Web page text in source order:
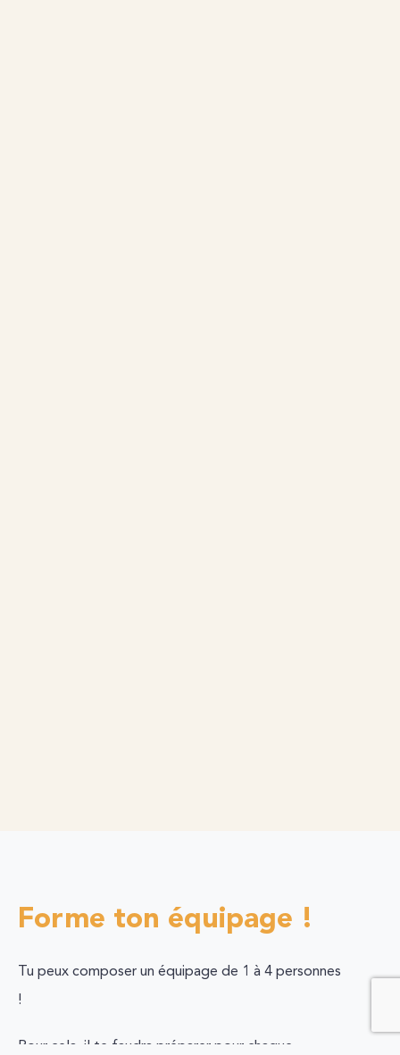
Forme ton équipage !
Tu peux composer un équipage de 1 à 4 personnes
!
Pour cela, il te faudra préparer pour chaque